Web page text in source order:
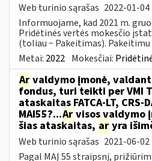
Web turinio sąrašas 2022-01-04
Informuojame, kad 2021 m.
Pridėtinės vertės mokesčio
(toliau − Pakeitimas). Pakeitimu
Metai: 2022 Mokesčiai:
Ar valdymo įmonė,
fondus, turi teikti per VMI
ataskaitas FATCA-LT, CRS-
MAI55?...Ar visos valdymo
šias ataskaitas, ar yra
Web turinio sąrašas 2021-06-02
Pagal MAĮ 55 straipsnį,